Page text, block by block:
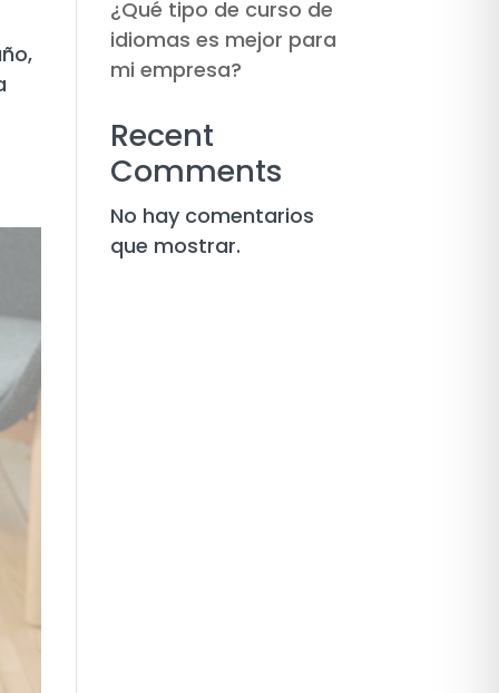
¿Qué tipo de curso de
idiomas es mejor para
mi empresa?
Recent
Comments
No hay comentarios
que mostrar.